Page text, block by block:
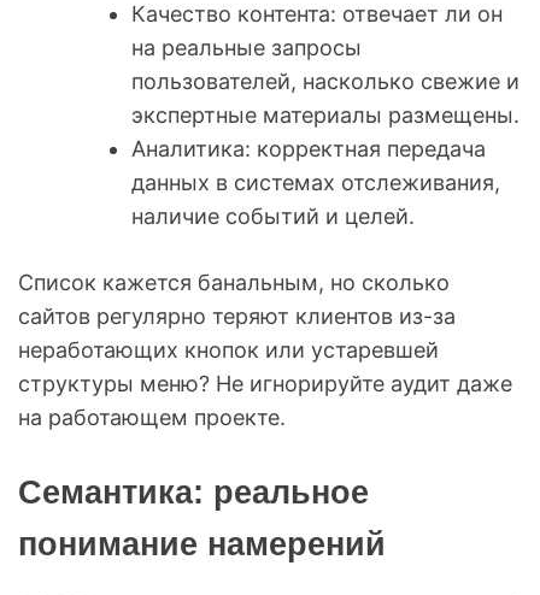
Качество контента: отвечает ли он
на реальные запросы
пользователей, насколько свежие и
экспертные материалы размещены.
Аналитика: корректная передача
данных в системах отслеживания,
наличие событий и целей.
Список кажется банальным, но сколько
сайтов регулярно теряют клиентов из-за
неработающих кнопок или устаревшей
структуры меню? Не игнорируйте аудит даже
на работающем проекте.
Семантика: реальное
понимание намерений